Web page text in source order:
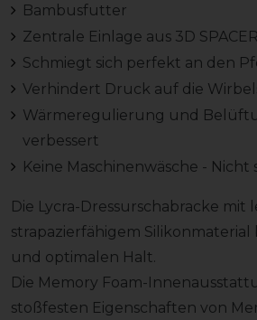
Bambusfutter
Zentrale Einlage aus 3D SPACER
Schmiegt sich perfekt an den
Verhindert Druck auf die
Wärmeregulierung und
verbessert
Keine Maschinenwäsche - Nicht
Die Lycra-Dressurschabracke mit
strapazierfähigem
und optimalen Halt.
Die Memory Foam-
stoßfesten Eigenschaften von